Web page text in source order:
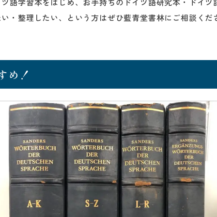
・整理したい、という方はぜひ藍青堂書林にご相談く
め！